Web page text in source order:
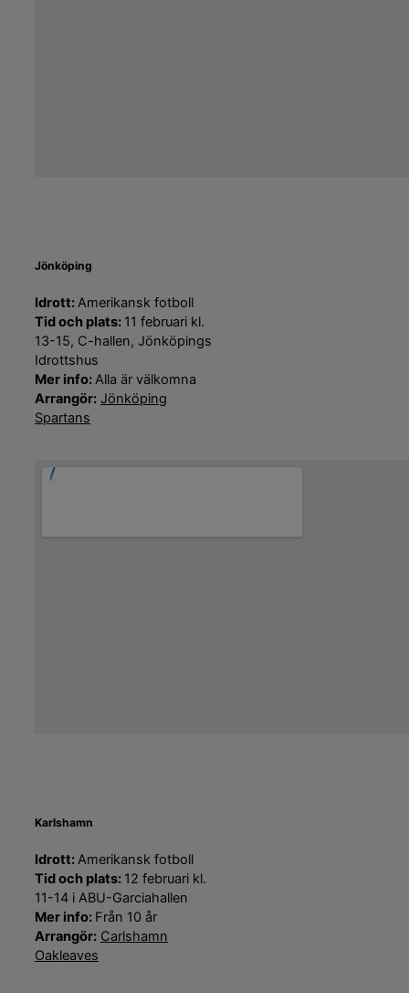
Jönköping
Idrott:Amerikansk fotboll
Tid och plats: 11 februari kl.
13-15, C-hallen, Jönköpings
Idrottshus
Mer info:Alla är välkomna
Arrangör: Jönköping
Spartans
Karlshamn
Idrott:Amerikansk fotboll
Tid och plats: 12 februari kl.
11-14 i ABU-Garciahallen
Mer info: Från 10 år
Arrangör: Carlshamn
Oakleaves